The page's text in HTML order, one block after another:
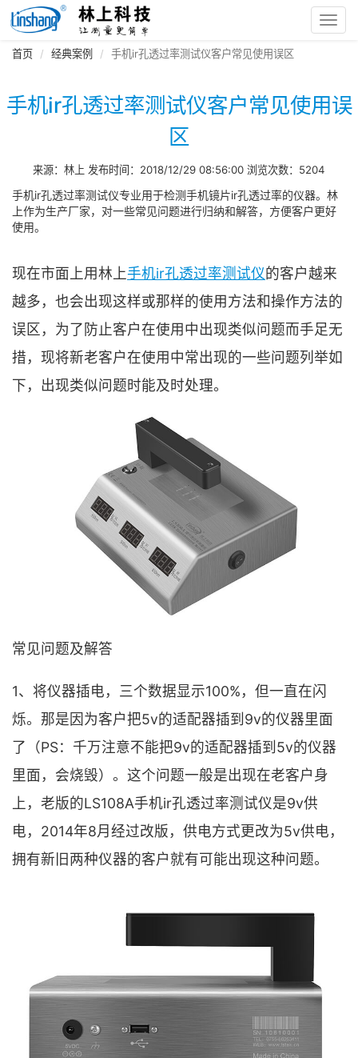
首页 经典案例 手机ir孔透过率测试仪客户常见使用误区
手机ir孔透过率测试仪客户常见使用误
区
来源：林上 发布时间：2018/12/29 08:56:00 浏览次数：5204
手机ir孔透过率测试仪专业用于检测手机镜片ir孔透过率的仪器。林
上作为生产厂家，对一些常见问题进行归纳和解答，方便客户更好
使用。
现在市面上用林上手机ir孔透过率测试仪的客户越来
越多，也会出现这样或那样的使用方法和操作方法的
误区，为了防止客户在使用中出现类似问题而手足无
措，现将新老客户在使用中常出现的一些问题列举如
下，出现类似问题时能及时处理。
常见问题及解答
1、将仪器插电，三个数据显示100%，但一直在闪
烁。那是因为客户把5v的适配器插到9v的仪器里面
了（PS：千万注意不能把9v的适配器插到5v的仪器
里面，会烧毁）。这个问题一般是出现在老客户身
上，老版的LS108A手机ir孔透过率测试仪是9v供
电，2014年8月经过改版，供电方式更改为5v供电，
拥有新旧两种仪器的客户就有可能出现这种问题。